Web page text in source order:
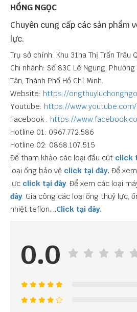
HỒNG NGỌC
Chuyên cung cấp các sản phẩm
lực.
Trụ sở chính: Khu 31ha Thị Trấn Trâu
Chi nhánh: Số 83C Lê Ngung, Phường
Tân, Thành Phố Hồ Chí Minh.
Website: https://
Youtube: https://www.youtube.com/
Facebook : https://
Hotline 01: 0967.772.586
Hotline 02: 0868.107.515
Để tham khảo các loại đầu cút click
loại ống bảo vệ click tại đây. Để
lực click tại đây. Để xem các loại
đây. Gia công các loại ống thuỷ lực,
nhiệt teflon… .Click tại đây.
0.0